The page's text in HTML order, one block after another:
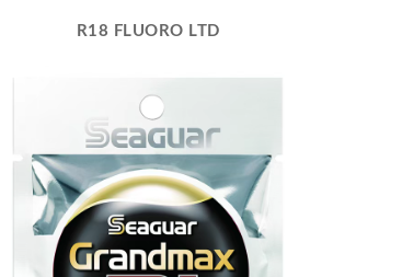
R18 FLUORO LTD